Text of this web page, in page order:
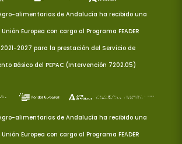
alimentarias de Andalucía ha recibido una
Europea con cargo al Programa FEADER
2027 para la prestación del Servicio de
Básico del PEPAC (Intervención 7202.05)
alimentarias de Andalucía ha recibido una
Europea con cargo al Programa FEADER